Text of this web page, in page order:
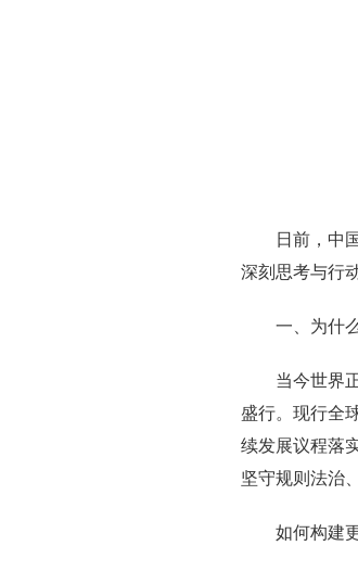
日前，中
深刻思考与行
一、为什
当今世界
盛行。现行全
续发展议程落
坚守规则法治
如何构建